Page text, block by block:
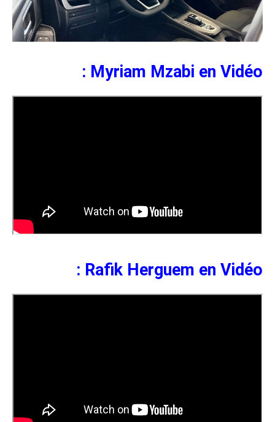
Myriam Mzabi en Vidéo :
Rafik Herguem en Vidéo :